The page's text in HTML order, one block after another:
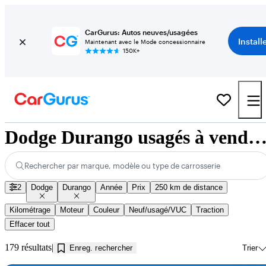
CarGurus: Autos neuves/usagées
Maintenant avec le Mode concessionnaire
150K+
Dodge Durango usagés à vendre près
Rechercher par marque, modèle ou type de carrosserie
2 Dodge Durango Année Prix 250 km de distance
Kilométrage Moteur Couleur Neuf/usagé/VUC
Traction
Effacer tout
179 résultats Enreg. rechercher Trier